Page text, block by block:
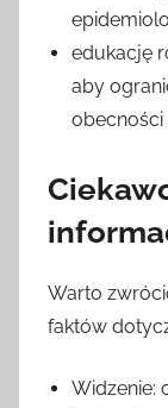
edukację
aby
obecności
Warto
faktów
Widzenie: